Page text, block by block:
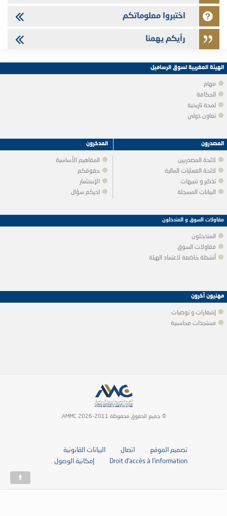
اختبروا معلوماتكم
رأيكم يهمنا
الهيئة المغربية لسوق الرساميل
مهام
الحكامة
لمحة تاريخية
تعاون دولي
المدخرون
المفاهيم الأساسية
حقوقكم
الإستثمار
لديكم سؤال
المصدرون
لائحة المصدريين
لائحة العمليات المالية
تذكير و تنبيهات
البيانات المسجلة
مقاولات السوق و المتدخلون
المتدخلون
مقاولات السوق
أنشطة خاضعة لاعتماد الهيئة
مهنيون آخرون
إشعارات و توصيات
مستجدات محاسبية
© جميع الحقوق محفوظة 2011-2026 AMMC.
تصميم الموقع اتصال
البيانات القانونية
Droit d’accès à l’information
إمكانية الوصول